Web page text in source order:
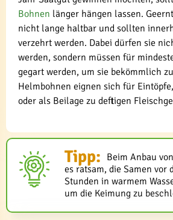
Bohnen länger hängen lassen.
nicht lange haltbar und sollten
verzehrt werden. Dabei dürfen sie
werden, sondern müssen für
gegart werden, um sie bekömmlich
Helmbohnen eignen sich für
oder als Beilage zu deftigen
Tipp: Beim Anbau
es ratsam, die Samen vor
Stunden in warmem
um die Keimung zu